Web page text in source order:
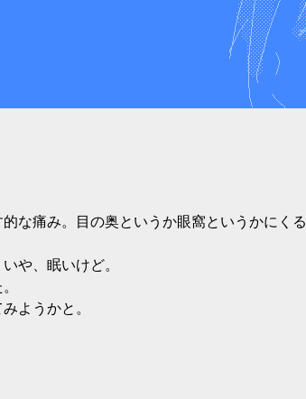
な痛み。目の奥というか眼窩というかにくる
や、眠いけど。
ようかと。